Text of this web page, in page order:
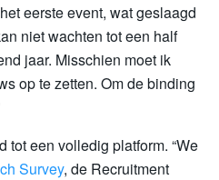
eerste event, wat geslaagd
niet wachten tot een half
jaar. Misschien moet ik
op te zetten. Om de binding
tot een volledig platform. “We
Survey, de Recruitment